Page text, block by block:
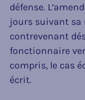
défense.
jours suivant
contrevenant
fonctionnaire
compris, le cas
écrit.